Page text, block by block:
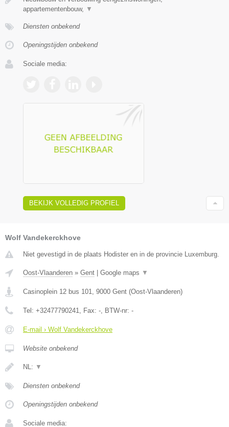
appartementenbouw, ▼
Diensten onbekend
Openingstijden onbekend
Sociale media:
BEKIJK VOLLEDIG PROFIEL
Wolf Vandekerckhove
Niet gevestigd in de plaats Hodister en in de provincie Luxemburg.
Oost-Vlaanderen » Gent Google maps ▼
Casinoplein 12 bus 101, 9000 Gent (Oost-Vlaanderen)
Tel: +32477790241, Fax: -, BTW-nr: -
E-mail › Wolf Vandekerckhove
Website onbekend
NL: ▼
Diensten onbekend
Openingstijden onbekend
Sociale media: